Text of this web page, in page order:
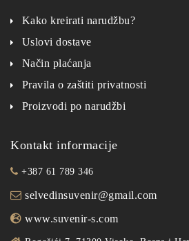
Kako kreirati narudžbu?
Uslovi dostave
Način plaćanja
Pravila o zaštiti privatnosti
Proizvodi po narudžbi
Kontakt informacije
+387 61 789 346
selvedinsuvenir@gmail.com
www.suvenir-s.com